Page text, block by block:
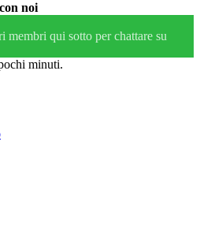
noi
membri qui sotto per chattare su
minuti.